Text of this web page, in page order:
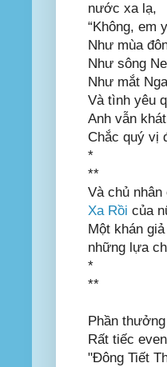
nước xa lạ,
“Không, em
Như mùa
Như sông
Như mắt
Và tình yêu
Anh vẫn
Chắc quý vị
*
**
Và chủ
Xa Rồi của
Một khán
những lựa
*
**
Phần
Rất tiếc
"Đông Tiết